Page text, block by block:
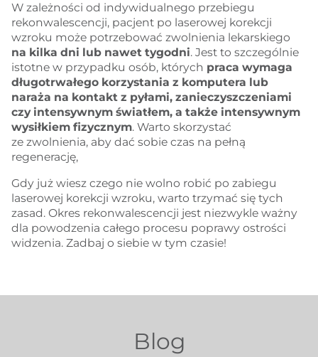
W zależności od indywidualnego przebiegu
rekonwalescencji, pacjent po laserowej korekcji
wzroku może potrzebować zwolnienia lekarskiego
na kilka dni lub nawet tygodni. Jest to szczególnie
istotne w przypadku osób, których praca wymaga
długotrwałego korzystania z komputera lub
naraża na kontakt z pyłami, zanieczyszczeniami
czy intensywnym światłem, a także intensywnym
wysiłkiem fizycznym. Warto skorzystać
ze zwolnienia, aby dać sobie czas na pełną
regenerację,
Gdy już wiesz czego nie wolno robić po zabiegu
laserowej korekcji wzroku, warto trzymać się tych
zasad. Okres rekonwalescencji jest niezwykle ważny
dla powodzenia całego procesu poprawy ostrości
widzenia. Zadbaj o siebie w tym czasie!
Blog